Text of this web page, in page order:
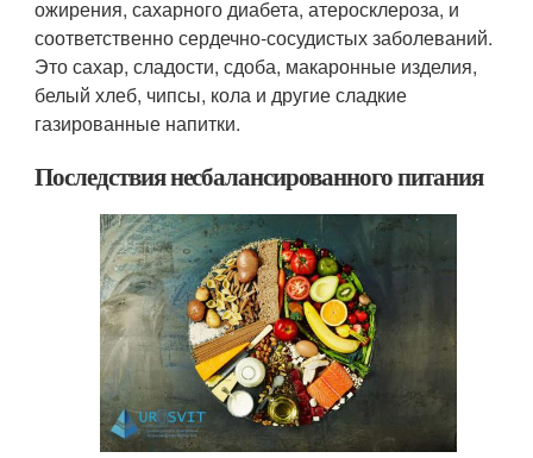
ожирения, сахарного диабета, атеросклероза, и
соответственно сердечно-сосудистых заболеваний.
Это сахар, сладости, сдоба, макаронные изделия,
белый хлеб, чипсы, кола и другие сладкие
газированные напитки.
Последствия несбалансированного питания